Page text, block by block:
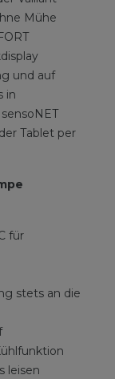
Mühe
und auf
in
Tablet per
für
stets an die
leisen